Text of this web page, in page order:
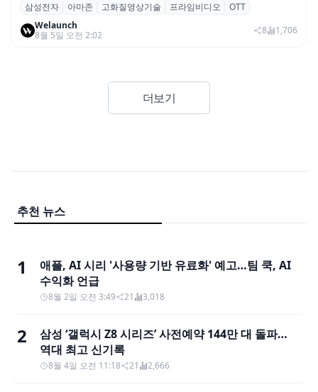
삼성전자·아마존, 프라임 비디오에 ‘HDR10+
어드밴스드’ 적용
삼성전자 아마존 고화질영상기술 프라임비디오
OTT
Welaunch
8월 5일 오전 2:02
8 1,706
더보기
추천 뉴스
1
애플, AI 시리 '사용량 기반 유료화' 예고…팀 쿡, AI
수익화 언급
8월 2일 오전 3:49 21 3,018
2
삼성 ‘갤럭시 Z8 시리즈’ 사전예약 144만 대 돌파…
역대 최고 신기록
8월 4일 오전 11:18 21 2,666